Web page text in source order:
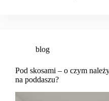
blog
Pod skosami – o czym
na poddaszu?